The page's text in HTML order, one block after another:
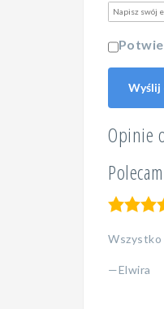
Wyślij
Opinie
Polecam
5,0
Wszystko
Elwira